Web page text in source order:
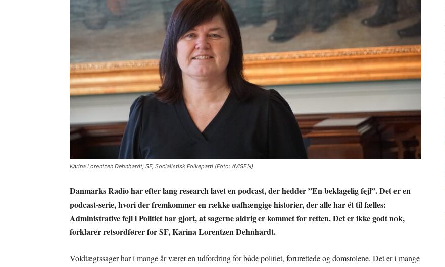
Karina Lorentzen Dehnhardt, SF, Socialistisk Folkeparti (Foto: AVISEN)
Danmarks Radio har efter lang research lavet en podcast, der hedder ”En beklagelig fejl”. Det er en
podcast-serie, hvori der fremkommer en række uafhængige historier, der alle har ét til fælles:
Administrative fejl i Politiet har gjort, at sagerne aldrig er kommet for retten. Det er ikke godt nok,
forklarer retsordfører for SF, Karina Lorentzen Dehnhardt.
Voldtægtssager har i mange år været en udfordring for både politiet, forurettede og domstolene. Det er i mange